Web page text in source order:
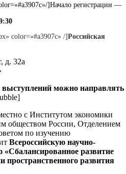
]Начало регистрации —
color=»#a3907c» /]Российская
д. 32а
выступлений можно направлять
с Институтом экономики
обществом России, Отделением
по изучению
Всероссийскую научно-
развитие
пространственного развития